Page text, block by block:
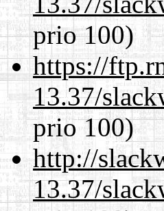
prio 100)
https://
13.37/
prio 100)
http://
13.37/